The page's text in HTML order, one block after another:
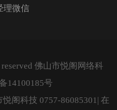
理微信
佛山市悦阁网络科
14100185号
悦阁科技 0757-86085301 | 在